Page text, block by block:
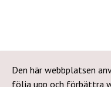
Den här webbplatsen
följa upp och förbättra